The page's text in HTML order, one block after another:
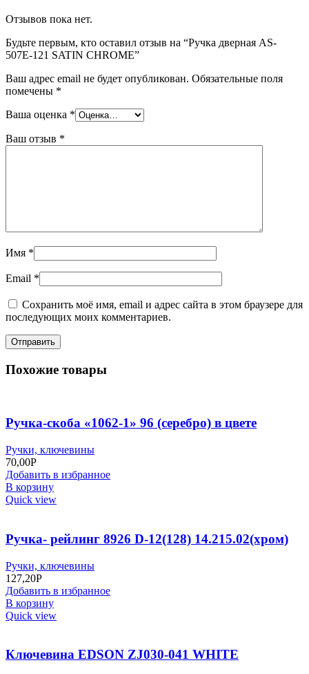
Отзывов пока нет.
Будьте первым, кто оставил отзыв на “Ручка дверная AS-
507Е-121 SATIN CHROME”
Ваш адрес email не будет опубликован. Обязательные поля
помечены *
Ваша оценка *
Ваш отзыв *
Имя *
Email *
Сохранить моё имя, email и адрес сайта в этом браузере для
последующих моих комментариев.
Похожие товары
Ручка-скоба «1062-1» 96 (серебро) в цвете
Ручки, ключевины
70,00Р
Добавить в избранное
В корзину
Quick view
Ручка- рейлинг 8926 D-12(128) 14.215.02(хром)
Ручки, ключевины
127,20Р
Добавить в избранное
В корзину
Quick view
Ключевина EDSON ZJ030-041 WHITE